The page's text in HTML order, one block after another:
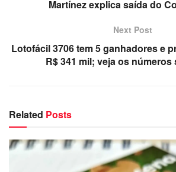
Martínez explica saída do
Next Post
Lotofácil 3706 tem 5 ganhadores e
R$ 341 mil; veja os
Related Posts